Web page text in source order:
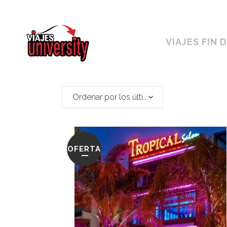
VIAJES FIN
Ordenar por los últimos
OFERTA